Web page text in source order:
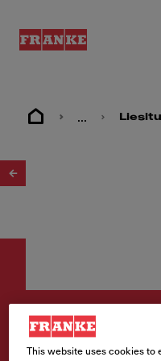
...
Liesikuvut
This website uses cookies